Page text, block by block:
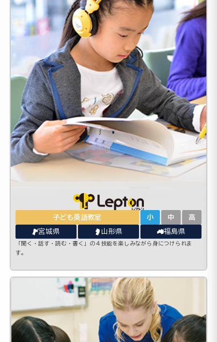
子ども英語教室 小 中 高
宮城県 山形県 福島県
「聞く・話す・読む・書く」の４技能を楽しみながら身につけられま
す。